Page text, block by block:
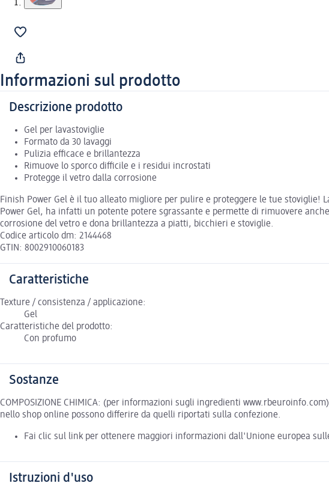
Informazioni sul prodotto
Descrizione prodotto
Gel per lavastoviglie
Formato da 30 lavaggi
Pulizia efficace e brillantezza
Rimuove lo sporco difficile e i residui incrostati
Protegge il vetro dalla corrosione
Finish Power Gel è il tuo alleato migliore per pulire e proteggere le tue
Power Gel, ha infatti un potente potere sgrassante e permette di rimuovere
corrosione del vetro e dona brillantezza a piatti, bicchieri e stoviglie.
Codice articolo dm: 2144468
GTIN: 8002910060183
Caratteristiche
Texture / consistenza / applicazione:
Gel
Caratteristiche del prodotto:
Con profumo
Sostanze
COMPOSIZIONE CHIMICA: (per informazioni sugli ingredienti
nello shop online possono differire da quelli riportati sulla confezione.
Fai clic sul link per ottenere maggiori informazioni dall'Unione europea
Istruzioni d'uso